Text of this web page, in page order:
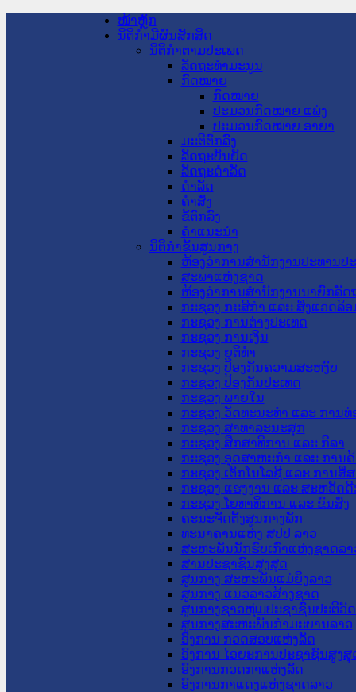
ໜ້າຫຼັກ
ນິຕິກໍາມີຜົນສັກສິດ
ນິຕິກໍາຕາມປະເພດ
ລັດຖະທໍາມະນູນ
ກົດໝາຍ
ກົດໝາຍ
ປະມວນກົດໝາຍ ແພ່ງ
ປະມວນກົດໝາຍ ອາຍາ
ມະຕິຕົກລົງ
ລັດຖະບັນຍັດ
ລັດຖະດໍາລັດ
ດໍາລັດ
ຄໍາສັ່ງ
ຂໍ້ຕົກລົງ
ຄໍາແນະນໍາ
ນິຕິກໍາຂັ້ນສູນກາງ
ຫ້ອງວ່າການສໍານັກງານປະທານປ
ສະພາແຫ່ງຊາດ
ຫ້ອງວ່າການສຳນັກງານນາຍົກລັດ
ກະຊວງ ກະສິກຳ ແລະ ສິ່ງແວດລ້ອ
ກະຊວງ ການຕ່າງປະເທດ
ກະຊວງ ການເງິນ
ກະຊວງ ຍຸຕິທໍາ
ກະຊວງ ປ້ອງກັນຄວາມສະຫງົບ
ກະຊວງ ປ້ອງກັນປະເທດ
ກະຊວງ ພາຍໃນ
ກະຊວງ ວັດທະນະທຳ ແລະ ການທ່
ກະຊວງ ສາທາລະນະສຸກ
ກະຊວງ ສຶກສາທິການ ແລະ ກິລາ
ກະຊວງ ອຸດສາຫະກຳ ແລະ ການຄ້
ກະຊວງ ເຕັກໂນໂລຊີ ແລະ ການສື່
ກະຊວງ ແຮງງານ ແລະ ສະຫວັດ
ກະຊວງ ໂຍທາທິການ ແລະ ຂົນສົ່ງ
ຄະນະຈັດຕັ້ງສູນກາງພັກ
ທະນາຄານແຫ່ງ ສປປ ລາວ
ສະຫະພັນນັກຮົບເກົ່າແຫ່ງຊາດລາ
ສານປະຊາຊົນສູງສຸດ
ສູນກາງ ສະຫະພັນແມ່ຍິງລາວ
ສູນກາງ ແນວລາວສ້າງຊາດ
ສູນກາງຊາວໜຸ່ມປະຊາຊົນປະຕິວັ
ສູນກາງສະຫະພັນກຳມະບານລາວ
ອົງການ ກວດສອບແຫ່ງລັດ
ອົງການ ໄອຍະການປະຊາຊົນສູງສຸ
ອົງການກວດກາແຫ່ງລັດ
ອົງການກາແດງແຫ່ງຊາດລາວ